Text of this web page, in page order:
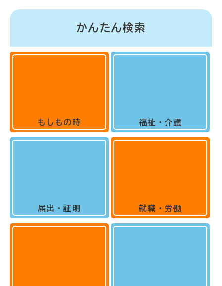
かんたん検索
もしもの時
届出・証明
福祉・介護
就職・労働